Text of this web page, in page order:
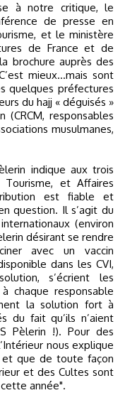
à notre critique, le
de presse en
et le ministère
de France et de
brochure auprès des
mieux…mais sont
quelques préfectures
du hajj « déguisés »
responsables
musulmanes,
indique aux trois
Tourisme, et Affaires
est fiable et
question. Il s’agit du
(environ
désirant se rendre
avec un vaccin
dans les CVI,
s’écrient les
chaque responsable
la solution fort à
du fait qu’ils n’aient
Pèlerin !). Pour des
nous explique
et que de toute façon
et des Cultes sont
année".